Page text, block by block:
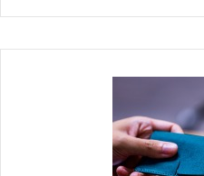
ブランド